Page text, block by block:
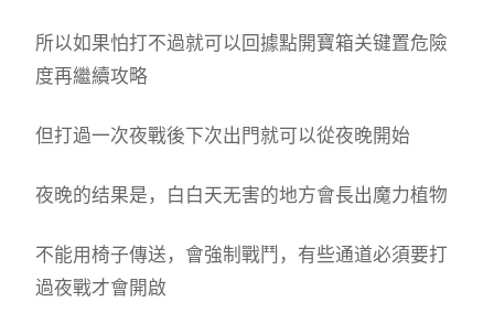
所以如果怕打不過就可以回據點開寶箱关键置危險
度再繼續攻略
但打過一次夜戰後下次出門就可以從夜晚開始
夜晚的结果是，白白天无害的地方會長出魔力植物
不能用椅子傳送，會強制戰鬥，有些通道必須要打
過夜戰才會開啟